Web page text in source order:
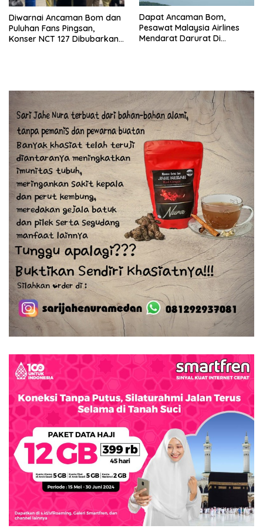
Diwarnai Ancaman Bom dan
Puluhan Fans Pingsan,
Konser NCT 127 Dibubarkan
Dapat Ancaman Bom,
Pesawat Malaysia Airlines
Mendarat Darurat Di